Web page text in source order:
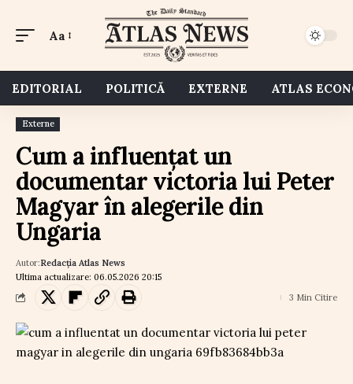
Aa
EDITORIAL POLITICĂ EXTERNE ATLAS
Externe
Cum a influențat un
documentar victoria lui Peter
Magyar în alegerile din
Ungaria
Ultima actualizare: 06.05.2026 20:15
Autor:Redacția Atlas News
3 Min Citire